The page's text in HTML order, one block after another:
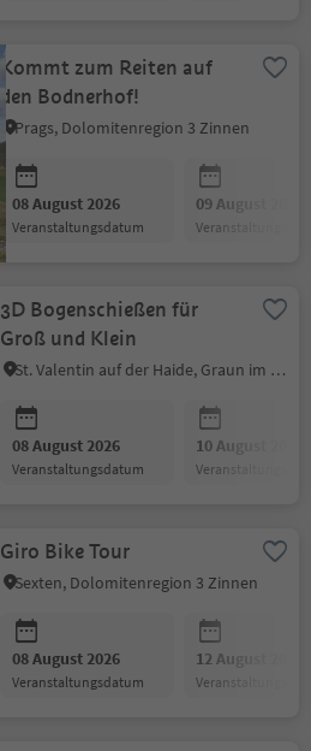
Kommt zum Reiten auf
den Bodnerhof!
Prags, Dolomitenregion 3 Zinnen
08 August 2026
Veranstaltungsdatum
09 August 2026
3D Bogenschießen für
Groß und Klein
St. Valentin auf der Haide, Graun im Vinschgau, Vinschgau
08 August 2026
Veranstaltungsdatum
10 August 2026
Giro Bike Tour
Sexten, Dolomitenregion 3 Zinnen
08 August 2026
Veranstaltungsdatum
12 August 2026